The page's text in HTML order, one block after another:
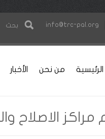
info@trc-pal.org بحث
الرئيسية من نحن الأخبار
الاصلاح